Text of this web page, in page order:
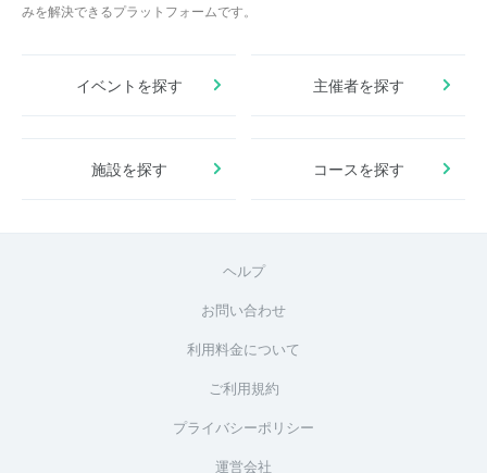
みを解決できるプラットフォームです。
イベントを探す 主催者を探す
施設を探す コースを探す
ヘルプ
お問い合わせ
利用料金について
ご利用規約
プライバシーポリシー
運営会社